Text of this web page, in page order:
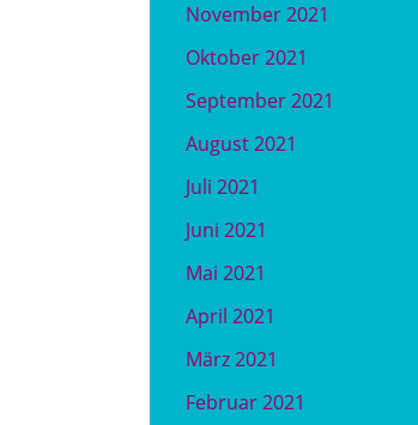
November 2021
Oktober 2021
September 2021
August 2021
Juli 2021
Juni 2021
Mai 2021
April 2021
März 2021
Februar 2021